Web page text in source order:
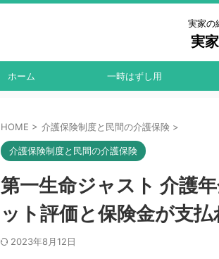
実家の
実
ホーム 一時はずし用
HOME > 介護保険制度と民間の介護保険 >
介護保険制度と民間の介護保険
第一生命ジャスト 介護
ット評価と保険金が支
2023年8月12日